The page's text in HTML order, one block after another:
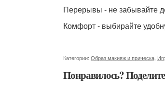
Перерывы - не забывайте
Комфорт - выбирайте
Категории: Образ макияж и прическа
Понравилось?